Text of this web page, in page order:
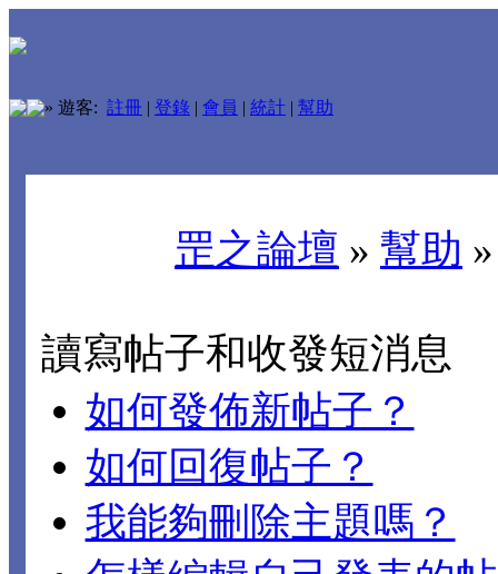
» 遊客: 註冊 | 登錄 | 會員 | 統計 | 幫助
罡之論壇 » 幫助
讀寫帖子和收發短消息
如何發佈新帖子？
如何回復帖子？
我能夠刪除主題嗎？